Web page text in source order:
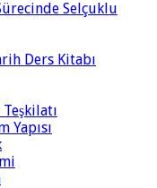
Selçuklu
Ders Kitabı
Yapısı